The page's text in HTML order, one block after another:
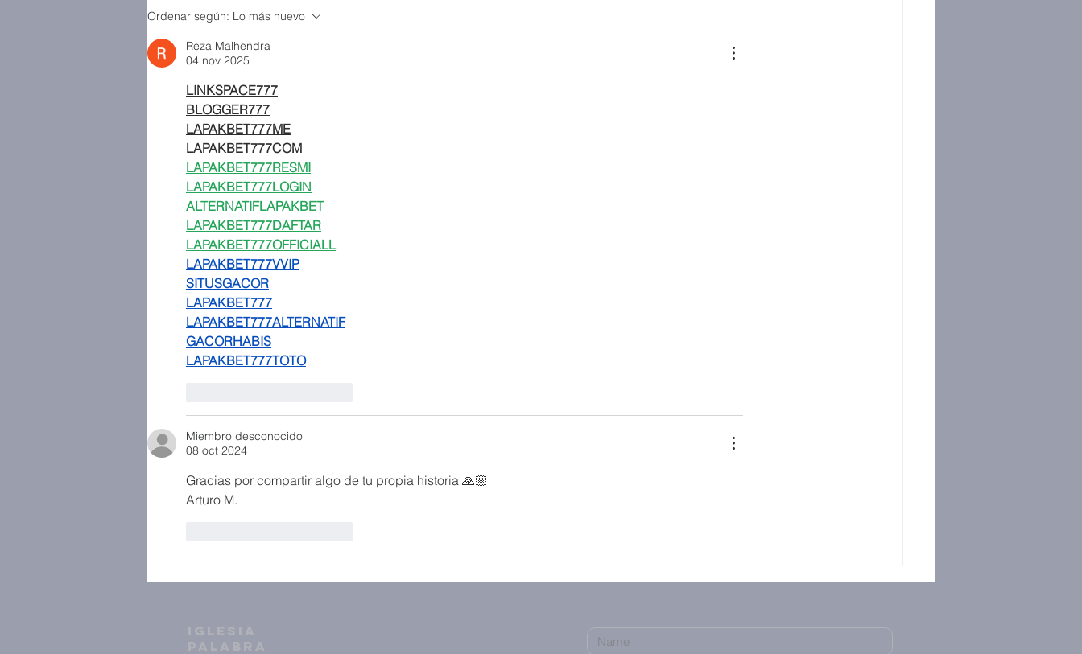
Ordenar según: Lo más nuevo
Reza Malhendra
04 nov 2025
LINKSPACE777
BLOGGER777
LAPAKBET777ME
LAPAKBET777COM
LAPAKBET777RESMI
LAPAKBET777LOGIN
ALTERNATIFLAPAKBET
LAPAKBET777DAFTAR
LAPAKBET777OFFICIALL
LAPAKBET777VVIP
SITUSGACOR
LAPAKBET777
LAPAKBET777ALTERNATIF
GACORHABIS
LAPAKBET777TOTO
Miembro desconocido
08 oct 2024
Gracias por compartir algo de tu propia historia 🙏🏼
Arturo M.